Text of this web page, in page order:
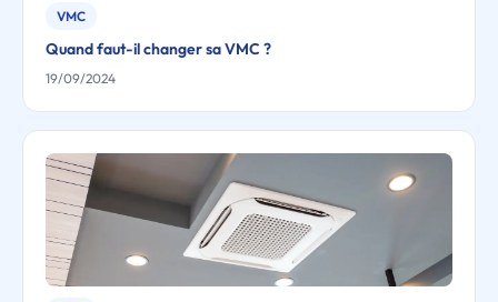
VMC
Quand faut-il changer sa VMC ?
19/09/2024